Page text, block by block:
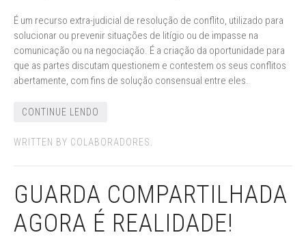
É um recurso extra-judicial de resolução de conflito, utilizado para
solucionar ou prevenir situações de litígio ou de impasse na
comunicação ou na negociação. É a criação da oportunidade para
que as partes discutam questionem e contestem os seus conflitos
abertamente, com fins de solução consensual entre eles.
CONTINUE LENDO
WRITTEN BY COLABORADORES.
GUARDA COMPARTILHADA
AGORA É REALIDADE!